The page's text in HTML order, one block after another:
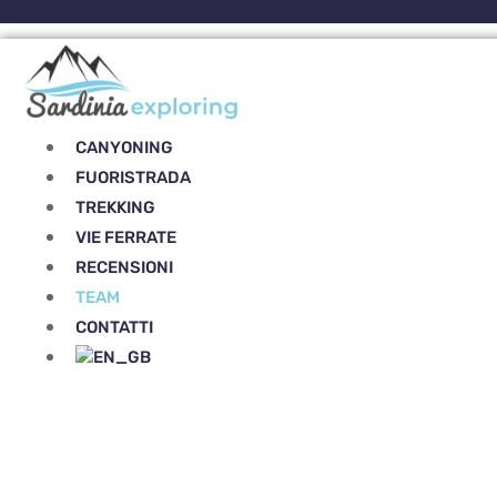
al
contenuto
CANYONING
FUORISTRADA
TREKKING
VIE FERRATE
RECENSIONI
TEAM
CONTATTI